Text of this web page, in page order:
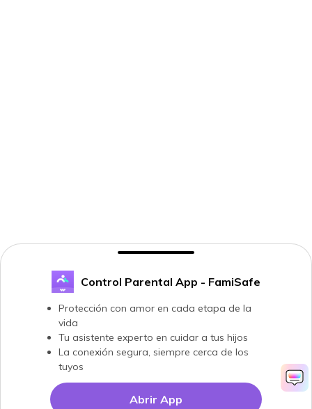
Control Parental App - FamiSafe
Protección con amor en cada etapa de la
vida
Tu asistente experto en cuidar a tus hijos
La conexión segura, siempre cerca de los
tuyos
Abrir App